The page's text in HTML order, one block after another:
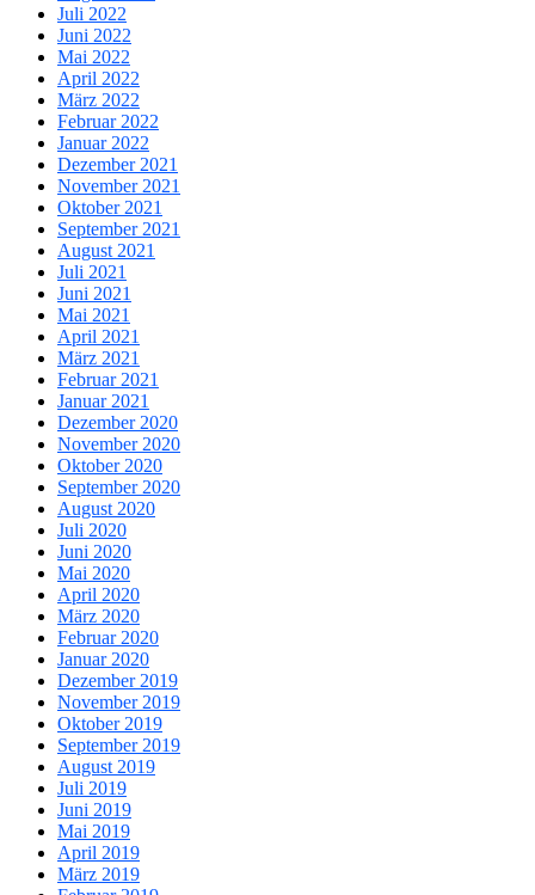
Juli 2022
Juni 2022
Mai 2022
April 2022
März 2022
Februar 2022
Januar 2022
Dezember 2021
November 2021
Oktober 2021
September 2021
August 2021
Juli 2021
Juni 2021
Mai 2021
April 2021
März 2021
Februar 2021
Januar 2021
Dezember 2020
November 2020
Oktober 2020
September 2020
August 2020
Juli 2020
Juni 2020
Mai 2020
April 2020
März 2020
Februar 2020
Januar 2020
Dezember 2019
November 2019
Oktober 2019
September 2019
August 2019
Juli 2019
Juni 2019
Mai 2019
April 2019
März 2019